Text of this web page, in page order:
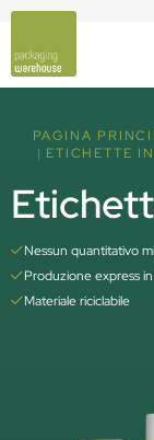
PAGINA
ETICHETTE
Nessun quantitativo
Produzione express
Materiale riciclabile